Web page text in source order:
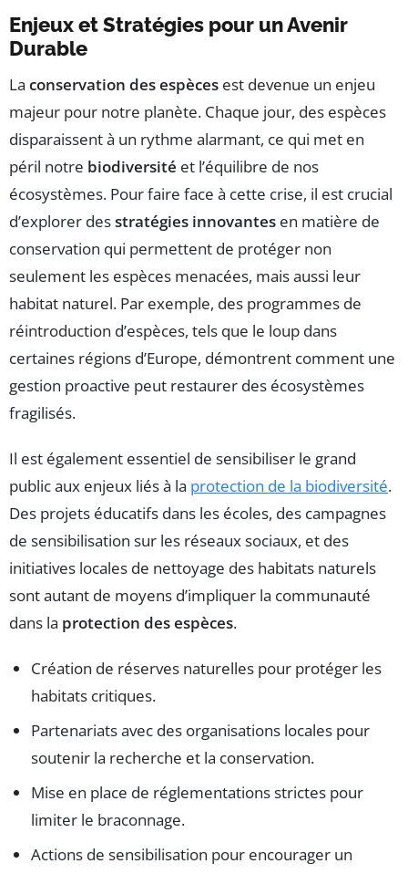
Enjeux et Stratégies pour un Avenir
Durable
La conservation des espèces est devenue un enjeu
majeur pour notre planète. Chaque jour, des espèces
disparaissent à un rythme alarmant, ce qui met en
péril notre biodiversité et l’équilibre de nos
écosystèmes. Pour faire face à cette crise, il est crucial
d’explorer desstratégies innovantes en matière de
conservation qui permettent de protéger non
seulement les espèces menacées, mais aussi leur
habitat naturel. Par exemple, des programmes de
réintroduction d’espèces, tels que le loup dans
certaines régions d’Europe, démontrent comment une
gestion proactive peut restaurer des écosystèmes
fragilisés.
Il est également essentiel de sensibiliser le grand
public aux enjeux liés à la protection de la biodiversité.
Des projets éducatifs dans les écoles, des campagnes
de sensibilisation sur les réseaux sociaux, et des
initiatives locales de nettoyage des habitats naturels
sont autant de moyens d’impliquer la communauté
dans la protection des espèces.
Création de réserves naturelles pour protéger les
habitats critiques.
Partenariats avec des organisations locales pour
soutenir la recherche et la conservation.
Mise en place de réglementations strictes pour
limiter le braconnage.
Actions de sensibilisation pour encourager un